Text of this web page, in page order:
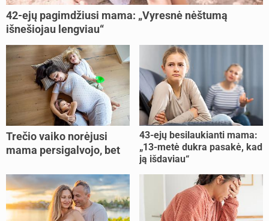
42-ejų pagimdžiusi mama: „Vyresnė nėštumą
išnešiojau lengviau“
Trečio vaiko norėjusi
mama persigalvojo, bet
šoke“
43-ejų besilaukianti mama:
„13-metė dukra pasakė, kad
ją išdaviau“